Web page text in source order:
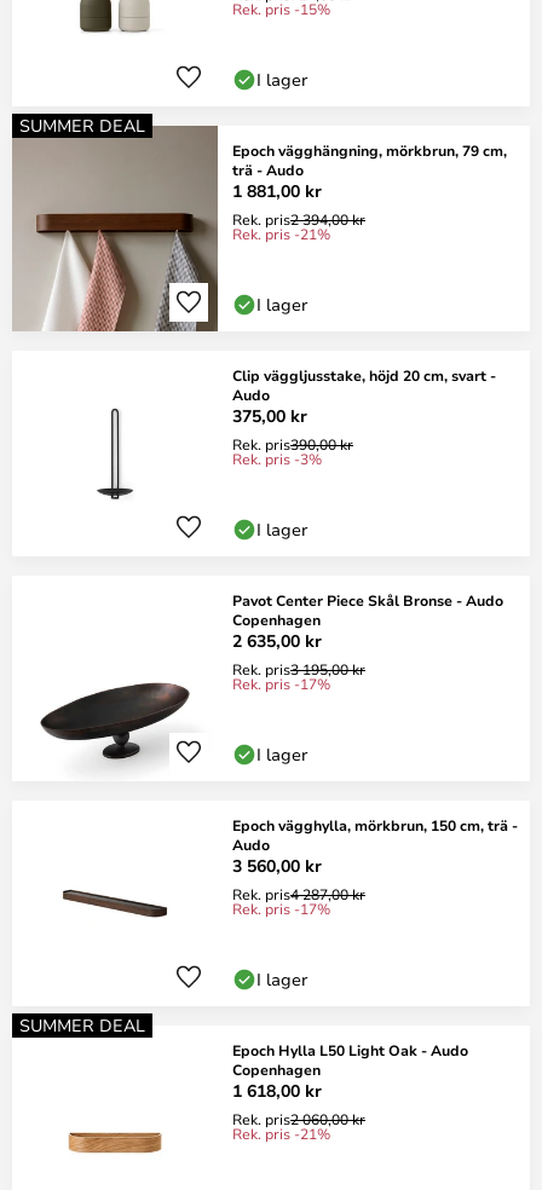
Rek. pris -15%
I lager
SUMMER DEAL
Epoch vägghängning, mörkbrun, 79 cm,
trä - Audo
1 881,00 kr
Rek. pris2 394,00 kr
Rek. pris -21%
I lager
Clip väggljusstake, höjd 20 cm, svart -
Audo
375,00 kr
Rek. pris390,00 kr
Rek. pris -3%
I lager
Pavot Center Piece Skål Bronse - Audo
Copenhagen
2 635,00 kr
Rek. pris3 195,00 kr
Rek. pris -17%
I lager
Epoch vägghylla, mörkbrun, 150 cm, trä -
Audo
3 560,00 kr
Rek. pris4 287,00 kr
Rek. pris -17%
I lager
SUMMER DEAL
Epoch Hylla L50 Light Oak - Audo
Copenhagen
1 618,00 kr
Rek. pris2 060,00 kr
Rek. pris -21%